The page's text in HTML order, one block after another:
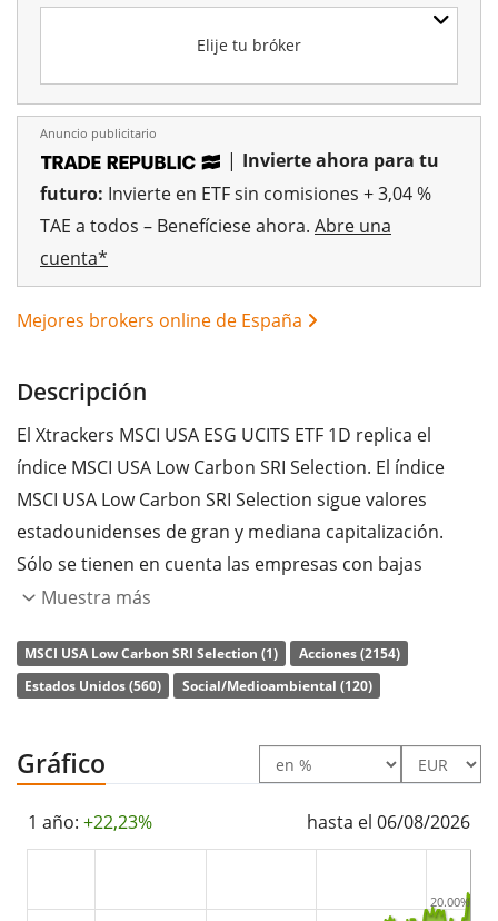
Elije tu bróker
Anuncio publicitario
| Invierte ahora para tu
futuro: Invierte en ETF sin comisiones + 3,04 %
TAE a todos – Benefíciese ahora. Abre una
cuenta*
Mejores brokers online de España
Descripción
El Xtrackers MSCI USA ESG UCITS ETF 1D replica el
índice MSCI USA Low Carbon SRI Selection. El índice
MSCI USA Low Carbon SRI Selection sigue valores
estadounidenses de gran y mediana capitalización.
Sólo se tienen en cuenta las empresas con bajas
emisiones de carbono y una elevada calificación ESG
referencia es el MSCI USA.
. El Xtrackers MSCI USA ESG UCITS ETF 1D es el
único ETF que sigue el índice MSCI USA Low Carbon SRI
subyacente comprando todos los componentes del
distribuyena los inversores (Trimestral).
Muestra más
MSCI USA Low Carbon SRI Selection (1)
Acciones (2154)
Estados Unidos (560)
Social/Medioambiental (120)
Gráfico
1 año: +22,23% hasta el 06/08/2026
20.00%